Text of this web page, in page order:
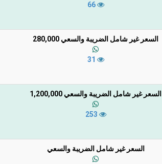
66
السعر غير شامل الضريبة والسعي 280,000
السعر غير شامل الضريبة والسعي 1,200,000
السعر غير شامل الضريبة والسعي